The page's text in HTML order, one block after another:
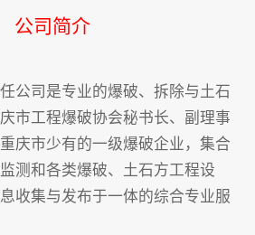
公司简介
公司是专业的爆破、拆除与土石
市工程爆破协会秘书长、副理事
庆市少有的一级爆破企业，集合
测和各类爆破、土石方工程设
收集与发布于一体的综合专业服